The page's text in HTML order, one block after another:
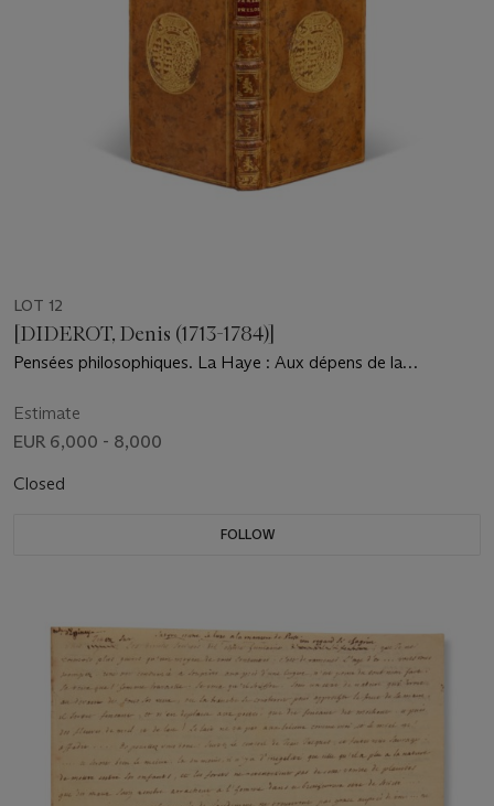
LOT 12
[DIDEROT, Denis (1713-1784)]
Pensées philosophiques. La Haye : Aux dépens de la
Estimate
EUR 6,000 - 8,000
Closed
FOLLOW